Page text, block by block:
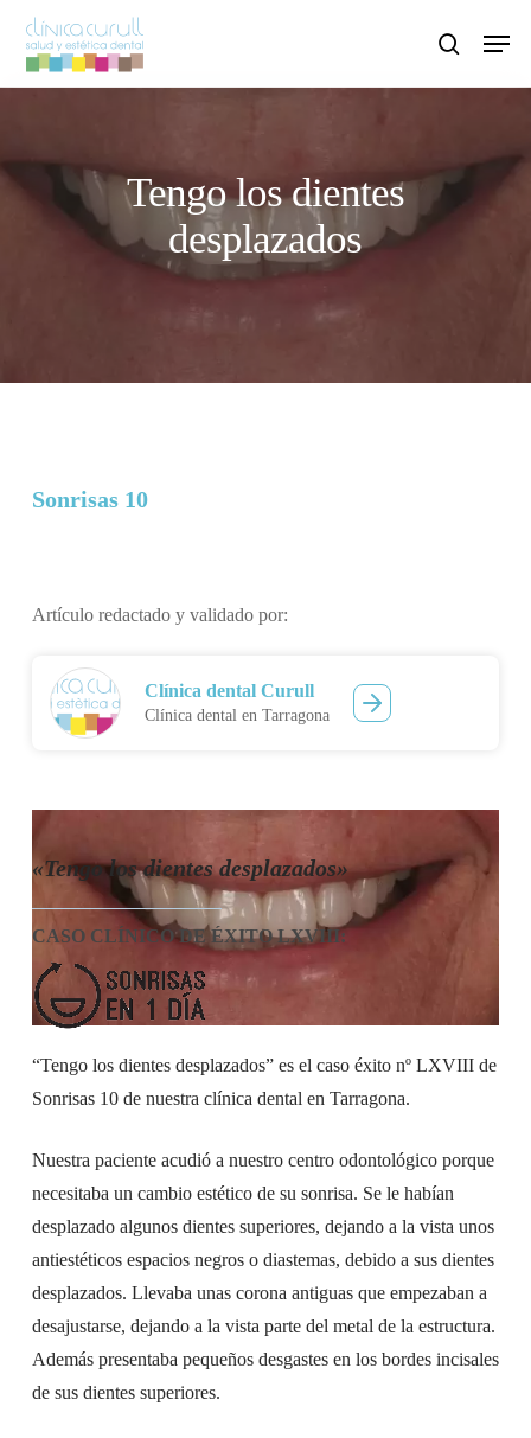
search
Menu
Tengo los dientes
desplazados
Sonrisas 10
Artículo redactado y validado por:
Clínica dental Curull
Clínica dental en Tarragona
«Tengo los dientes desplazados»
CASO CLÍNICO DE ÉXITO LXVIII:
“Tengo los dientes desplazados” es el caso éxito nº LXVIII de
Sonrisas 10 de nuestra clínica dental en Tarragona.
Nuestra paciente acudió a nuestro centro odontológico porque
necesitaba un cambio estético de su sonrisa. Se le habían
desplazado algunos dientes superiores, dejando a la vista unos
antiestéticos espacios negros o diastemas, debido a sus dientes
desplazados. Llevaba unas corona antiguas que empezaban a
desajustarse, dejando a la vista parte del metal de la estructura.
Además presentaba pequeños desgastes en los bordes incisales
de sus dientes superiores.